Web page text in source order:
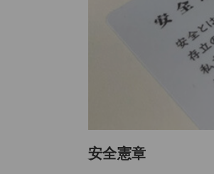
安全憲章